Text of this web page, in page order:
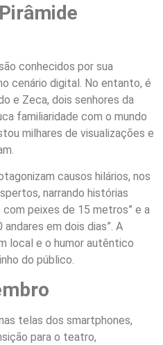
conhecidos por sua
cenário digital. No entanto, é
e Zeca, dois senhores da
familiaridade com o mundo
milhares de visualizações e
causos hilários, nos
narrando histórias
com peixes de 15 metros” e a
em dois dias”. A
local e o humor autêntico
do público.
telas dos smartphones,
para o teatro,